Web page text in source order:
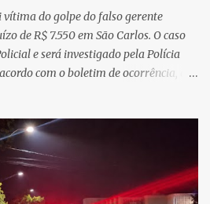
encontra respaldo tanto na
vítima do golpe do falso gerente
de R$ 7.550 em São Carlos. O caso
e será investigado pela Polícia
com o boletim de ocorrência, a
atualizar o cadastro da conta
sobre os procedimentos que deveriam
o golpista enviou um documento em
oficial da instituição financeira.